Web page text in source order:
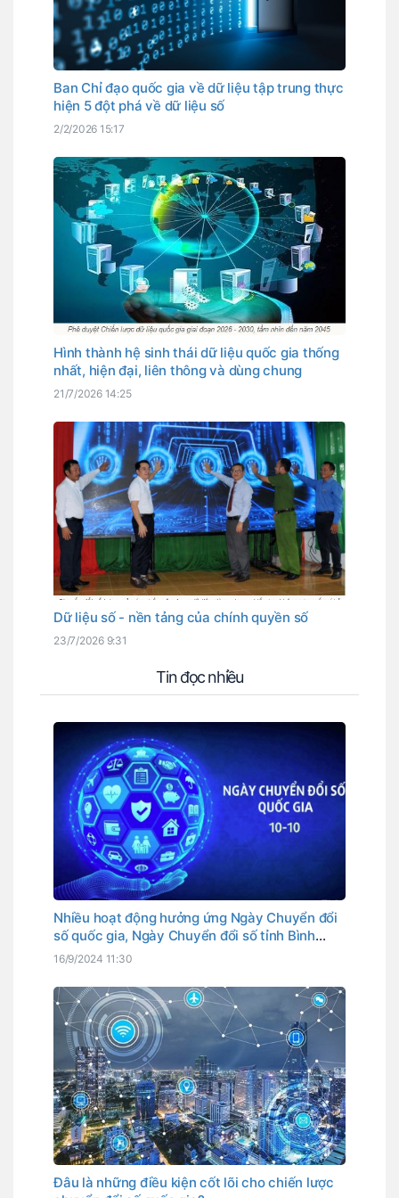
Ban Chỉ đạo quốc gia về dữ liệu tập trung thực
hiện 5 đột phá về dữ liệu số
2/2/2026 15:17
Hình thành hệ sinh thái dữ liệu quốc gia thống
nhất, hiện đại, liên thông và dùng chung
21/7/2026 14:25
Dữ liệu số - nền tảng của chính quyền số
23/7/2026 9:31
Tin đọc nhiều
Nhiều hoạt động hưởng ứng Ngày Chuyển đổi
số quốc gia, Ngày Chuyển đổi số tỉnh Bình
Thuận
16/9/2024 11:30
Đâu là những điều kiện cốt lõi cho chiến lược